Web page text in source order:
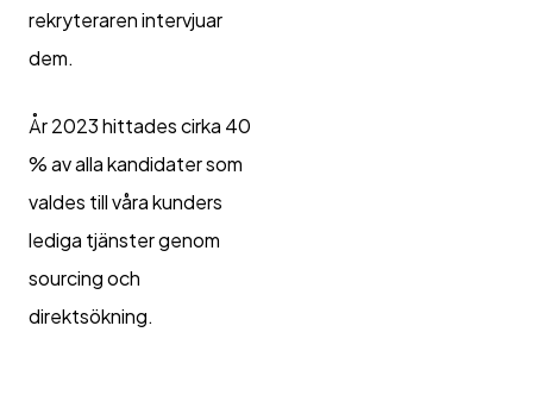
rekryteraren intervjuar
dem.
År 2023 hittades cirka 40
% av alla kandidater som
valdes till våra kunders
lediga tjänster genom
sourcing och
direktsökning.